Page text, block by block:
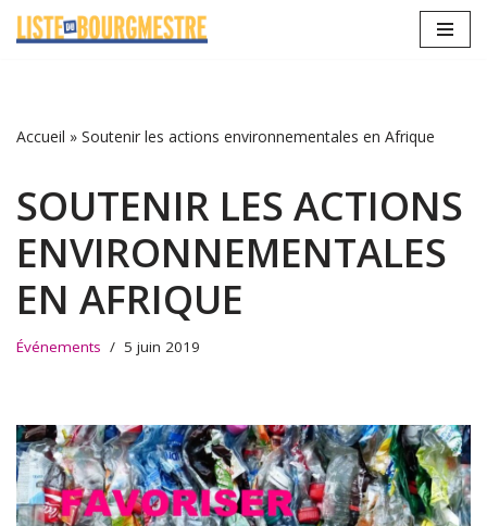
Accueil » Soutenir les actions environnementales en Afrique
SOUTENIR LES ACTIONS
ENVIRONNEMENTALES
EN AFRIQUE
Événements 5 juin 2019